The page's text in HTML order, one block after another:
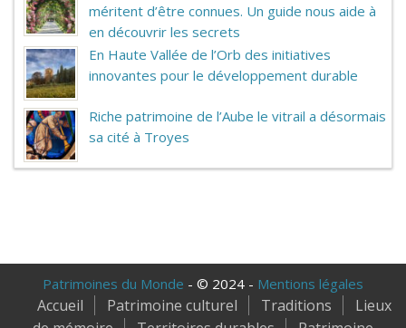
méritent d’être connues. Un guide nous aide à
en découvrir les secrets
En Haute Vallée de l’Orb des initiatives
innovantes pour le développement durable
Riche patrimoine de l’Aube le vitrail a désormais
sa cité à Troyes
Patrimoines du Monde - © 2024 - Mentions légales
Accueil Patrimoine culturel Traditions
Lieux